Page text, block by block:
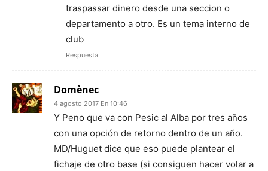
traspassar dinero desde una seccion o
departamento a otro. Es un tema interno de
club
Respuesta
Domènec
4 agosto 2017 En 10:46
Y Peno que va con Pesic al Alba por tres años
con una opción de retorno dentro de un año.
MD/Huguet dice que eso puede plantear el
fichaje de otro base (si consiguen hacer volar a